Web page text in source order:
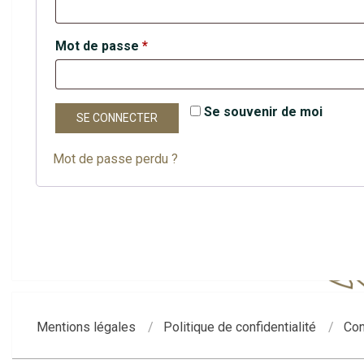
Mot de passe *Obligatoire
Se souvenir de moi
SE CONNECTER
Mot de passe perdu ?
Mentions légales
Politique de confidentialité